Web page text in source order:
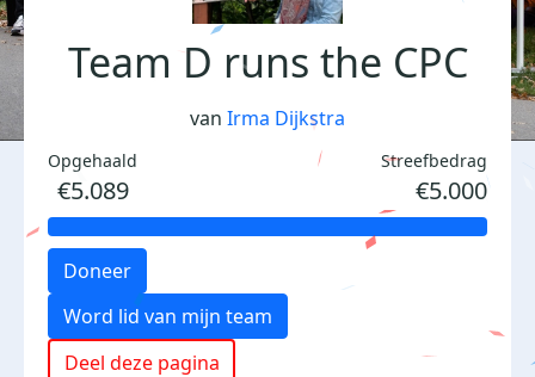
Team D runs the CPC
van Irma Dijkstra
Opgehaald
€5.089
Streefbedrag
€5.000
Doneer
Word lid van mijn team
Deel deze pagina